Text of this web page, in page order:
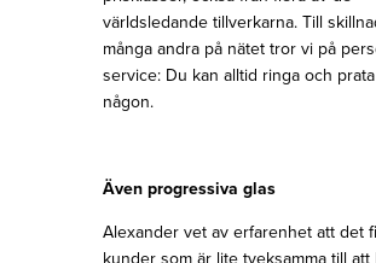
världsledande tillverkarna. Till
många andra på nätet tror vi på
service: Du kan alltid ringa och
någon.
Även progressiva glas
Alexander vet av erfarenhet att det